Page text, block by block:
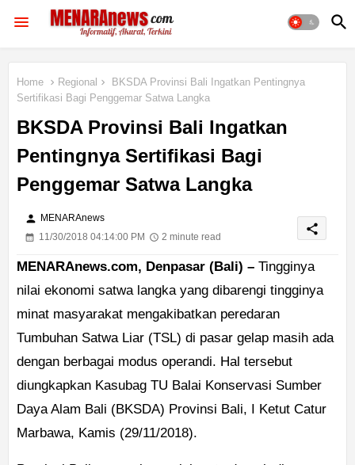
Home Regional
BKSDA Provinsi Bali Ingatkan Pentingnya
Sertifikasi Bagi Penggemar Satwa Langka
BKSDA Provinsi Bali Ingatkan
Pentingnya Sertifikasi Bagi
Penggemar Satwa Langka
person MENARAnews
11/30/2018 04:14:00 PM
2 minute read
share
MENARAnews.com, Denpasar (Bali) – Tingginya
nilai ekonomi satwa langka yang dibarengi tingginya
minat masyarakat mengakibatkan peredaran
Tumbuhan Satwa Liar (TSL) di pasar gelap masih ada
dengan berbagai modus operandi. Hal tersebut
diungkapkan Kasubag TU Balai Konservasi Sumber
Daya Alam Bali (BKSDA) Provinsi Bali, I Ketut Catur
Marbawa, Kamis (29/11/2018).